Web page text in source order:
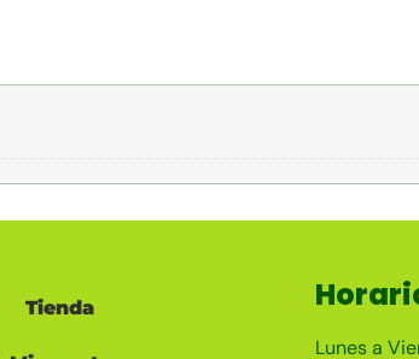
Tienda
Lunes a